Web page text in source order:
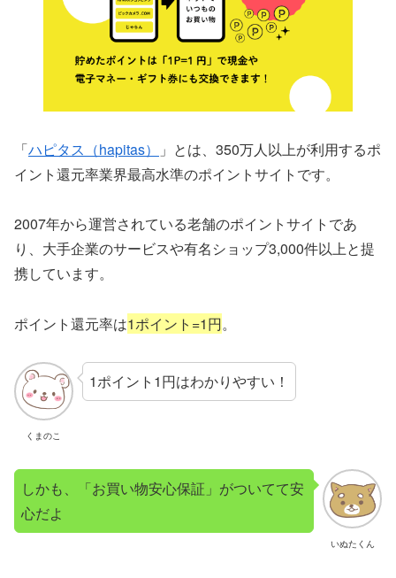
「ハピタス（hapitas）
」とは、350万人以上が利用するポ
イント還元率業界最高水準のポイントサイトです。
2007年から運営されている老舗のポイントサイトであ
り、大手企業のサービスや有名ショップ3,000件以上と提
携しています。
ポイント還元率は1ポイント=1円。
くまのこ
1ポイント1円はわかりやすい！
いぬたくん
しかも、「お買い物安心保証」がついてて安
心だよ